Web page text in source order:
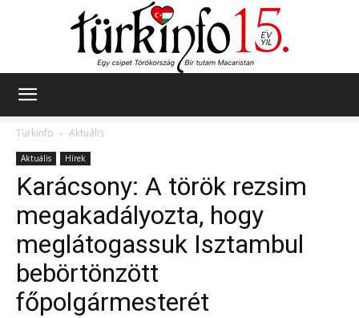
Türkinfo
Aktuális
Aktuális Hírek
Karácsony: A török rezsim
megakadályozta, hogy
meglátogassuk Isztambul
bebörtönzött
főpolgármesterét